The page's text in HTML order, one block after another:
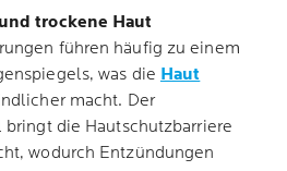
trockene Haut
führen häufig zu einem
was die Haut
macht. Der
die Hautschutzbarriere
wodurch Entzündungen